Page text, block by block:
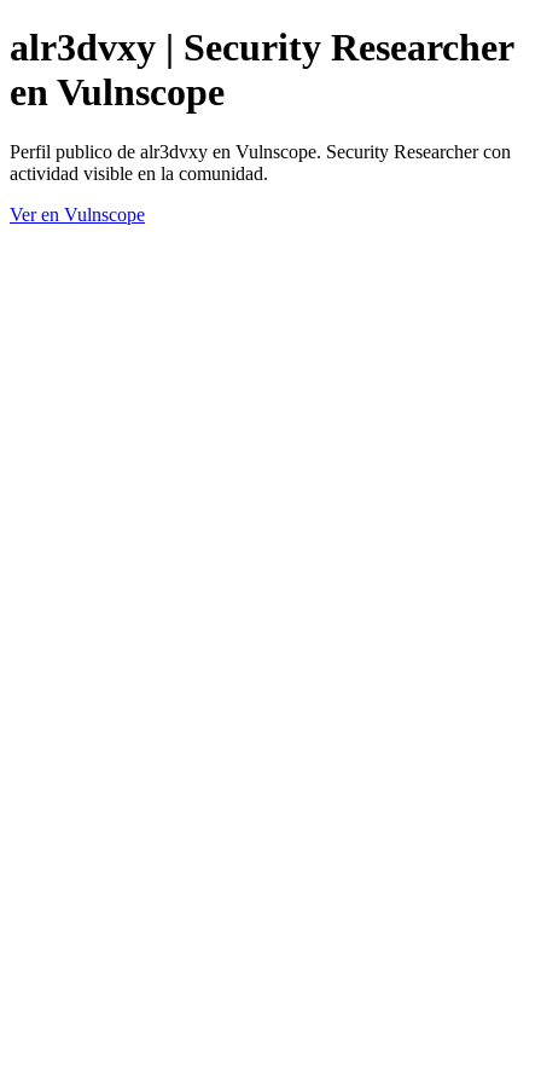
alr3dvxy | Security Researcher
en Vulnscope
Perfil publico de alr3dvxy en Vulnscope. Security Researcher con
actividad visible en la comunidad.
Ver en Vulnscope